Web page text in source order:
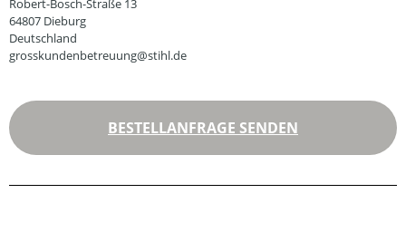
Robert-Bosch-Straße 13
64807 Dieburg
Deutschland
grosskundenbetreuung@stihl.de
BESTELLANFRAGE SENDEN